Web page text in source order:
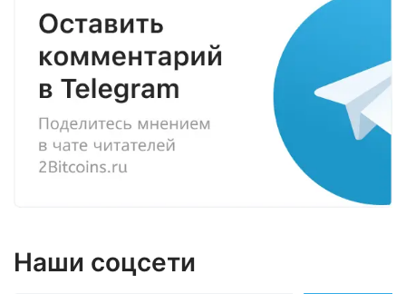
Наши соцсети